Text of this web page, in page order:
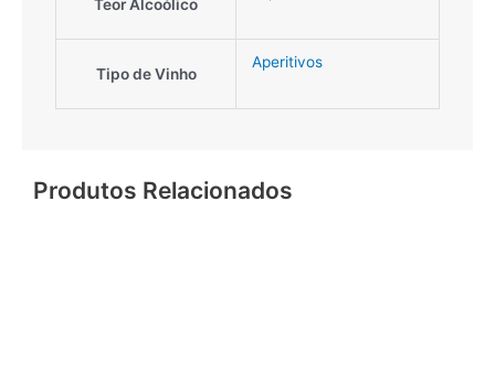
Teor Alcoólico
Tipo de Vinho
Aperitivos
Produtos Relacionados